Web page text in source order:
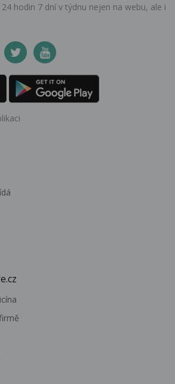
hodin 7 dní v týdnu nejen na webu, ale i